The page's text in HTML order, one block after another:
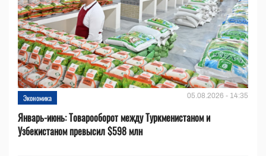
Экономика 05.08.2026 - 14:35
Январь-июнь: Товарооборот между Туркменистаном и
Узбекистаном превысил $598 млн